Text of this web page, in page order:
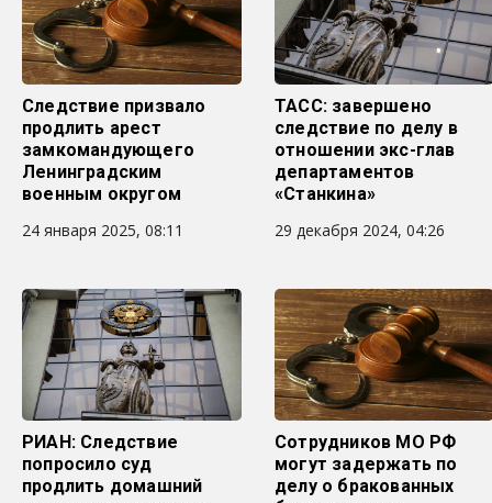
Следствие призвало
продлить арест
замкомандующего
Ленинградским
военным округом
24 января 2025, 08:11
ТАСС: завершено
следствие по делу в
отношении экс-глав
департаментов
«Станкина»
29 декабря 2024, 04:26
РИАН: Следствие
попросило суд
продлить домашний
Сотрудников МО РФ
могут задержать по
делу о бракованных